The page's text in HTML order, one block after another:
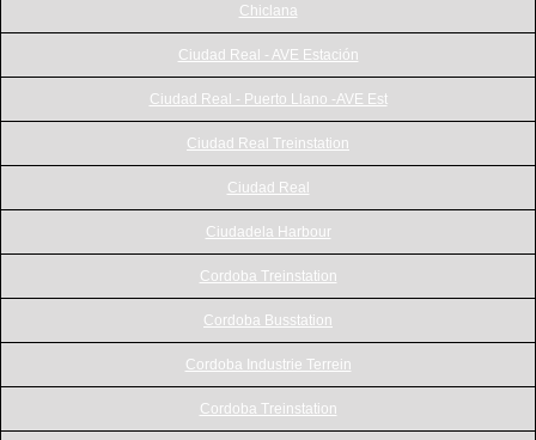
Chiclana
Ciudad Real - AVE Estación
Ciudad Real - Puerto Llano -AVE Est
Ciudad Real Treinstation
Ciudad Real
Ciudadela Harbour
Cordoba Treinstation
Cordoba Busstation
Cordoba Industrie Terrein
Cordoba Treinstation